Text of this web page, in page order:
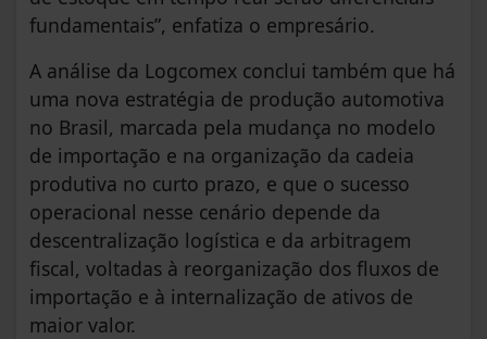
fundamentais”, enfatiza o empresário.
A análise da Logcomex conclui também que há
uma nova estratégia de produção automotiva
no Brasil, marcada pela mudança no modelo
de importação e na organização da cadeia
produtiva no curto prazo, e que o sucesso
operacional nesse cenário depende da
descentralização logística e da arbitragem
fiscal, voltadas à reorganização dos fluxos de
importação e à internalização de ativos de
maior valor.